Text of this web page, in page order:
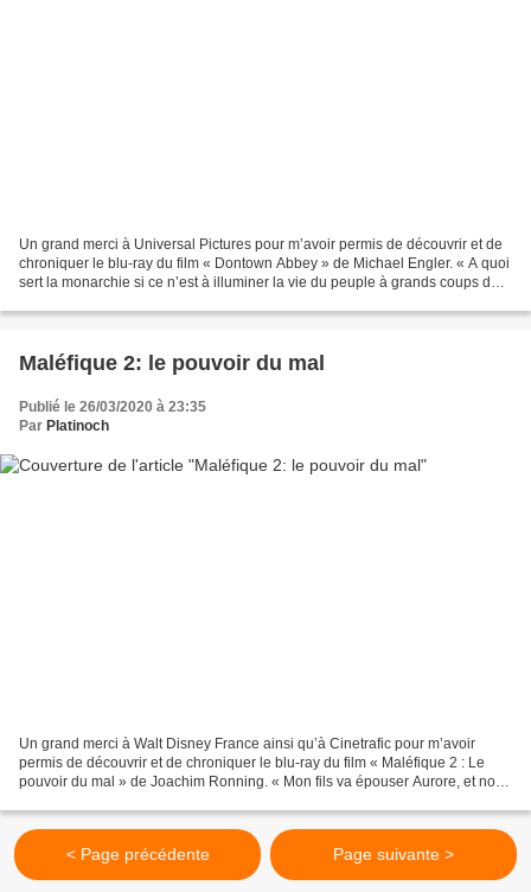
Un grand merci à Universal Pictures pour m’avoir permis de découvrir et de
chroniquer le blu-ray du film « Dontown Abbey » de Michael Engler. « A quoi
sert la monarchie si ce n’est à illuminer la vie du peuple à grands coups de
Maléfique 2: le pouvoir du mal
Publié le 26/03/2020 à 23:35
Par Platinoch
Un grand merci à Walt Disney France ainsi qu’à Cinetrafic pour m’avoir
permis de découvrir et de chroniquer le blu-ray du film « Maléfique 2 : Le
pouvoir du mal » de Joachim Ronning. « Mon fils va épouser Aurore, et nous
< Page précédente Page suivante >